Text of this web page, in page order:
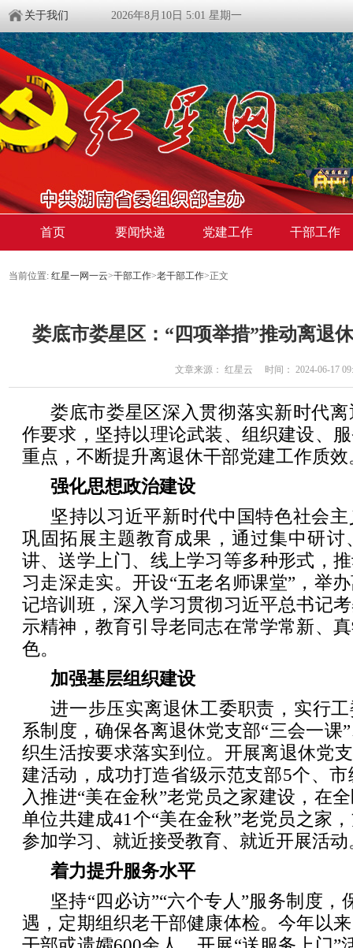
关于我们 2026年8月10日 5:01 星期一
首页 要闻快递 党建工作 干部工作
当前位置: 红星一网一云>干部工作>老干部工作>正文
娄底市娄星区：“四项举措”推动离退
文章来源： 红星云 时间： 2024-06-17
娄底市娄星区深入贯彻落实新时代
作要求，坚持以理论武装、组织建设、
重点，不断提升离退休干部党建工作质效
强化思想政治建设
坚持以习近平新时代中国特色社会
巩固拓展主题教育成果，通过集中研讨
讲、送学上门、线上学习等多种形式，
习走深走实。开设“五老名师课堂”，举
记培训班，深入学习贯彻习近平总书记
示精神，教育引导老同志在常学常新、
色。
加强基层组织建设
进一步压实离退休工委职责，实行
系制度，确保各离退休党支部“三会一课
织生活按要求落实到位。开展离退休党
建活动，成功打造省级示范支部5个、
入推进“美在金秋”老党员之家建设，在
单位共建成41个“美在金秋”老党员之家
参加学习、就近接受教育、就近开展活动
着力提升服务水平
坚持“四必访”“六个专人”服务制度，
遇，定期组织老干部健康体检。今年以